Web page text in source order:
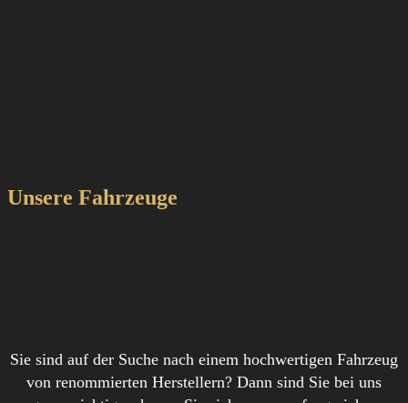
Unsere Fahrzeuge
Sie sind auf der Suche nach einem hochwertigen Fahrzeug
von renommierten Herstellern? Dann sind Sie bei uns